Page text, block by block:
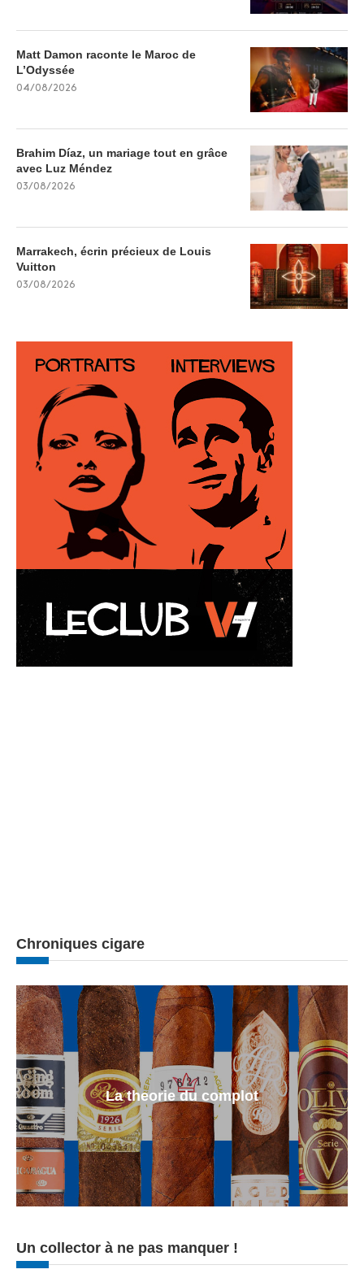
Matt Damon raconte le Maroc de
L’Odyssée
04/08/2026
Brahim Díaz, un mariage tout en grâce
avec Luz Méndez
03/08/2026
Marrakech, écrin précieux de Louis
Vuitton
03/08/2026
Chroniques cigare
La theorie du complot
Un collector à ne pas manquer !